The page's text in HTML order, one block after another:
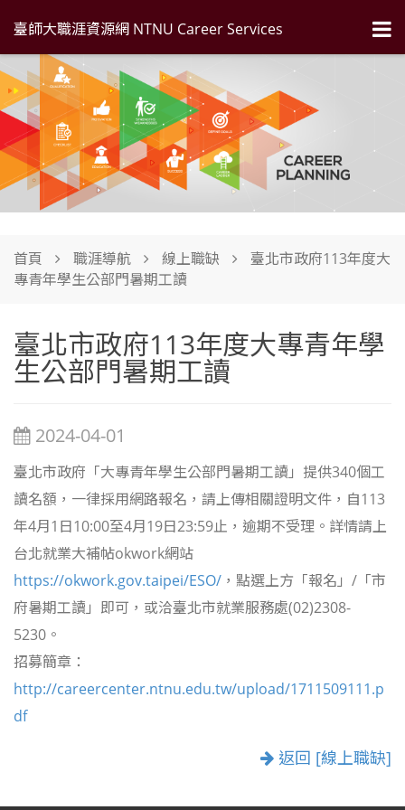
臺師大職涯資源網 NTNU Career Services
首頁 職涯導航 線上職缺
臺北市政府113年度大
專青年學生公部門暑期工讀
臺北市政府113年度大專青年學
生公部門暑期工讀
2024-04-01
臺北市政府「大專青年學生公部門暑期工讀」提供340個工
讀名額，一律採用網路報名，請上傳相關證明文件，自113
年4月1日10:00至4月19日23:59止，逾期不受理。詳情請上
台北就業大補帖okwork網站
https://okwork.gov.taipei/ESO/ ，點選上方「報名」/「市
府暑期工讀」即可，或洽臺北市就業服務處(02)2308-
5230。
招募簡章：
http://careercenter.ntnu.edu.tw/upload/1711509111.p
df
返回 [線上職缺]